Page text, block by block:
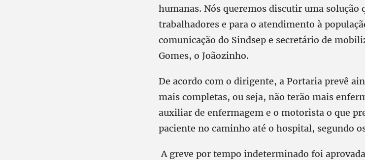
humanas. Nós queremos discutir uma solução
trabalhadores e para o atendimento à
comunicação do Sindsep e secretário de
Gomes, o Joãozinho.
De acordo com o dirigente, a Portaria prevê
mais completas, ou seja, não terão mais
auxiliar de enfermagem e o motorista o que
paciente no caminho até o hospital, segundo
A greve por tempo indeterminado foi